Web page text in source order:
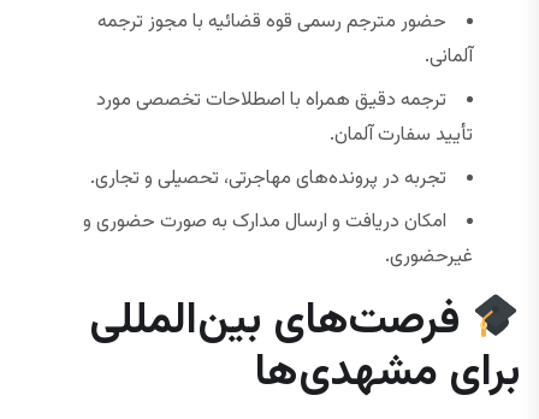
حضور مترجم رسمی قوه قضائیه با مجوز ترجمه
آلمانی.
ترجمه دقیق همراه با اصطلاحات تخصصی مورد
تأیید سفارت آلمان.
تجربه در پرونده‌های مهاجرتی، تحصیلی و تجاری.
امکان دریافت و ارسال مدارک به صورت حضوری و
غیرحضوری.
فرصت‌های بین‌المللی
برای مشهدی‌ها